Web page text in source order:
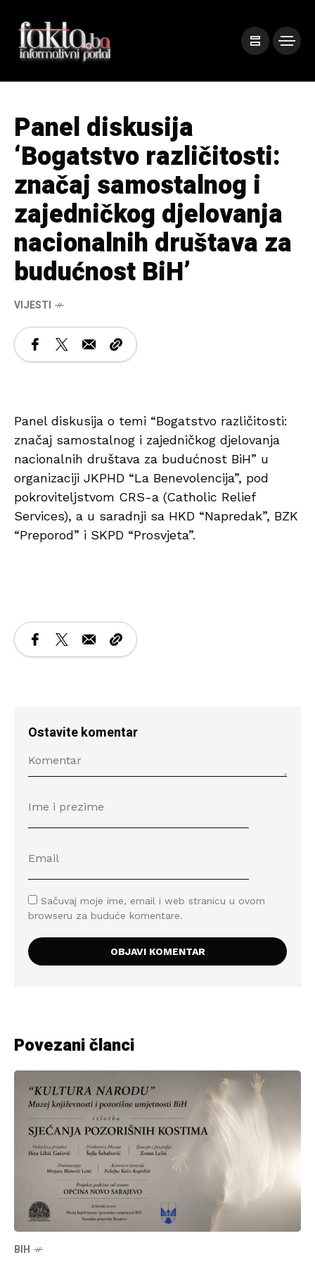
Panel diskusija
‘Bogatstvo različitosti:
značaj samostalnog i
zajedničkog djelovanja
nacionalnih društava za
budućnost BiH’
VIJESTI
Panel diskusija o temi “Bogatstvo različitosti:
značaj samostalnog i zajedničkog djelovanja
nacionalnih društava za budućnost BiH” u
organizaciji JKPHD “La Benevolencija”, pod
pokroviteljstvom CRS-a (Catholic Relief
Services), a u saradnji sa HKD “Napredak”, BZK
“Preporod” i SKPD “Prosvjeta”.
Ostavite komentar
Sačuvaj moje ime, email i web stranicu u ovom
browseru za buduće komentare.
Povezani članci
BIH